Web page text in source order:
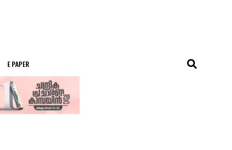
E PAPER